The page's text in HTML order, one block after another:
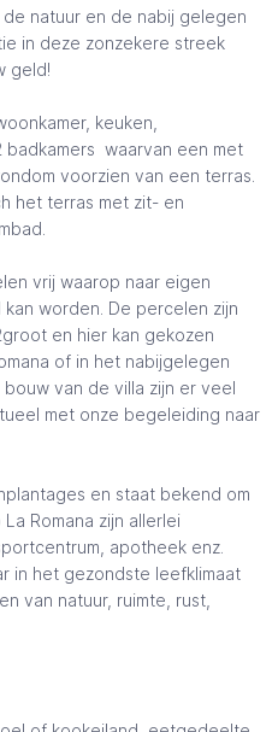
natuur en de nabij gelegen
in deze zonzekere streek
geld!
keuken,
waarvan een met
voorzien van een terras.
het terras met zit- en
vrij waarop naar eigen
worden. De percelen zijn
en hier kan gekozen
of in het nabijgelegen
van de villa zijn er veel
met onze begeleiding naar
en staat bekend om
Romana zijn allerlei
apotheek enz.
in het gezondste leefklimaat
van natuur, ruimte, rust,